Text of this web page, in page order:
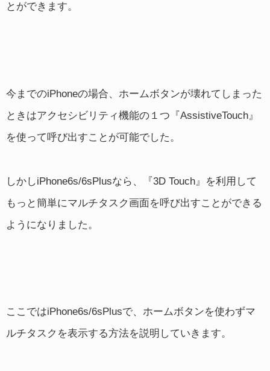
とができます。
今までのiPhoneの場合、ホームボタンが壊れてしまった
ときはアクセシビリティ機能の１つ『AssistiveTouch』
を使って呼び出すことが可能でした。
しかしiPhone6s/6sPlusなら、『3D Touch』を利用して
もっと簡単にマルチタスク画面を呼び出すことができる
ようになりました。
ここではiPhone6s/6sPlusで、ホームボタンを使わずマ
ルチタスクを表示する方法を説明していきます。